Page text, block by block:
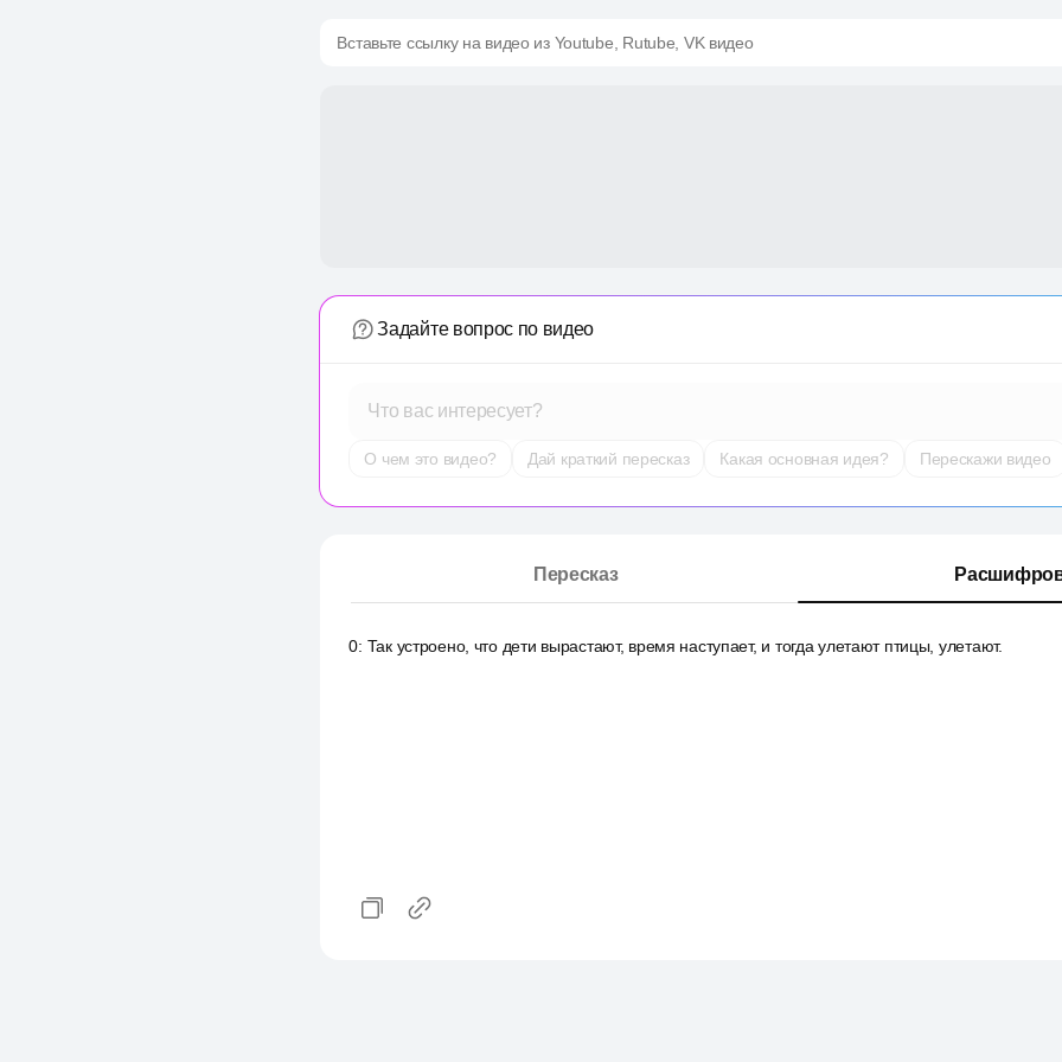
Вставьте ссылку на видео из Youtube, Rutube, VK видео
Задайте вопрос по видео
Что вас интересует?
О чем это видео? Дай краткий пересказ Какая основная идея? Перескажи видео
Пересказ
0: Так устроено, что дети вырастают, время наступает, и тогда улетают птицы, улетают.